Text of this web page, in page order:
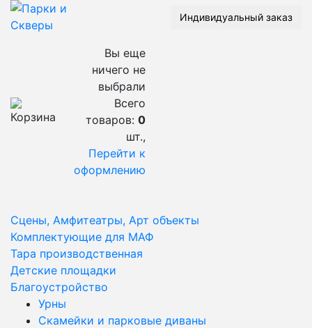
Индивидуальный заказ
Вы еще
ничего не
выбрали
Всего
товаров: 0
шт.,
Перейти к
оформлению
Сцены, Амфитеатры, Арт объекты
Комплектующие для МАФ
Тара производственная
Детские площадки
Благоустройство
Урны
Скамейки и парковые диваны